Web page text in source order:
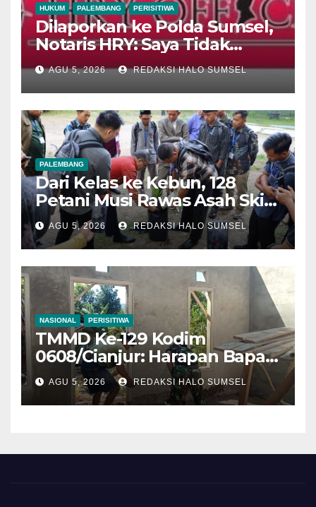
HUKUM PALEMBANG PERISITIWA
Dilaporkan ke Polda Sumsel,
Notaris HRY: Saya Tidak
Punya Kewenangan Simpan
dan Jual SHM
AGU 5, 2026 REDAKSI HALO SUMSEL
PALEMBANG
Dari Kelas ke Kebun, 128
Petani Musi Rawas Asah Skill
Sawit Modern di Palembang
AGU 5, 2026 REDAKSI HALO SUMSEL
NASIONAL PERISITIWA
TMMD Ke-129 Kodim
0608/Cianjur: Harapan Bapak
Entis Sutisna Semakin Nyata,
Rumah Mulai Tampil
Sempurna
AGU 5, 2026 REDAKSI HALO SUMSEL